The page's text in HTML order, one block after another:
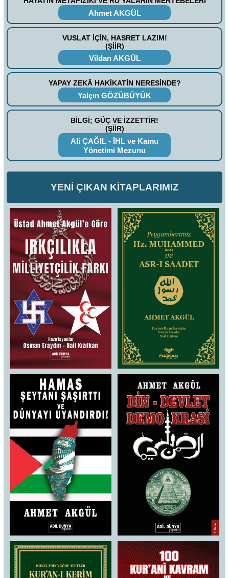
Ahmet AKGÜL
VUSLAT İÇİN, HASRET LAZIM!
(ŞİİR)
Vildan AKGÜL
YAPAY ZEKÂ HAKİKATİN NERESİNDE?
Yalçın GÖZÜBÜYÜK
BİLGİ; GÜÇ VE İZZETTİR!
(ŞİİR)
Ali ÇAĞIL - İHL ve Kamu
Yönetimi Mezunu
YENİ ÇIKAN KİTAPLARIMIZ